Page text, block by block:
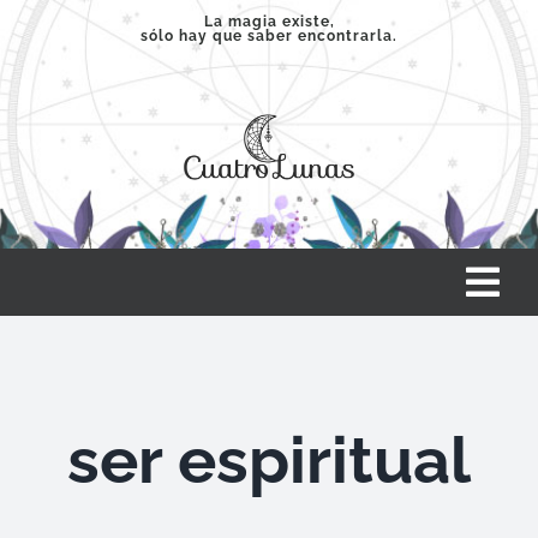
Saltar
contenido
La magia existe,
sólo hay que saber encontrarla.
ser espiritual